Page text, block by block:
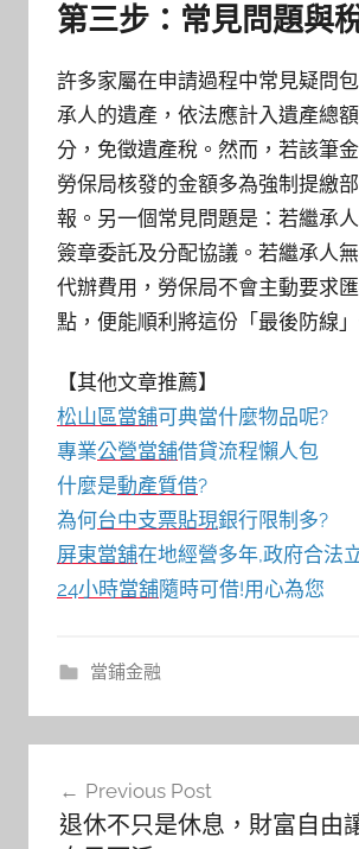
第三步：常見問題與
許多家屬在申請過程中常見疑問
承人的遺產，依法應計入遺產總
分，免徵遺產稅。然而，若該筆
勞保局核發的金額多為強制提繳
報。另一個常見問題是：若繼承
簽章委託及分配協議。若繼承人
代辦費用，勞保局不會主動要求
點，便能順利將這份「最後防線
【其他文章推薦】
松山區當舖可典當什麼物品呢?
專業公營當舖借貸流程懶人包
什麼是動產質借?
為何台中支票貼現銀行限制多?
屏東當舖在地經營多年,政府合法
24小時當舖隨時可借!用心為您
當鋪金融
Previous Post
退休不只是休息，財富自由